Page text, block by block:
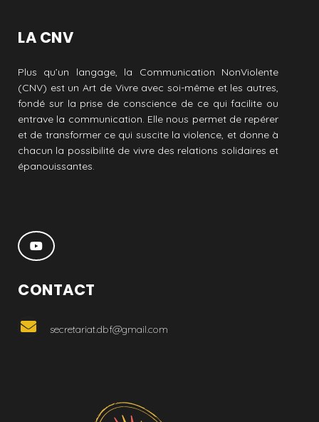
LA CNV
Plus qu’un langage, la Communication NonViolente
(CNV) est un Art de Vivre avec soi-même et les autres,
fondé sur la prise de conscience de ce qui facilite ou
entrave la communication. Elle nous permet de repérer
et de transformer ce qui suscite la violence, et donne à
chacun la possibilité de vivre des relations solidaires et
épanouissantes.
CONTACT
secretariat.dbf@gmail.com